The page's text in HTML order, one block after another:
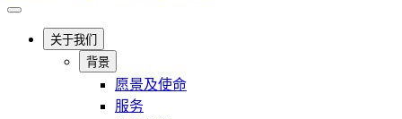
关于我们
背景
愿景及使命
服务